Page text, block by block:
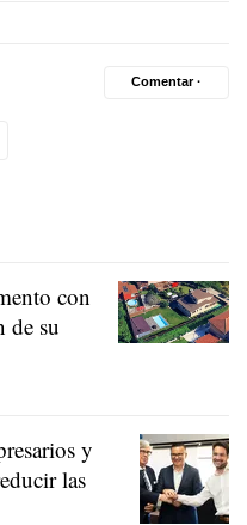
Comentar ·
con
de su
y
las